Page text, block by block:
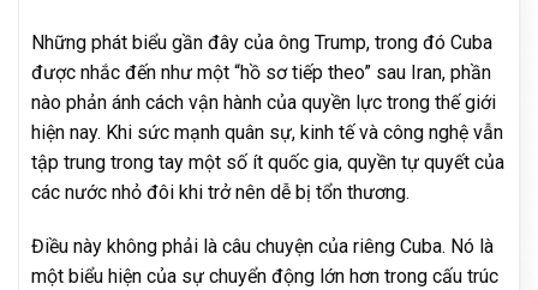
Những phát biểu gần đây của ông Trump, trong đó Cuba
được nhắc đến như một “hồ sơ tiếp theo” sau Iran, phần
nào phản ánh cách vận hành của quyền lực trong thế giới
hiện nay. Khi sức mạnh quân sự, kinh tế và công nghệ vẫn
tập trung trong tay một số ít quốc gia, quyền tự quyết của
các nước nhỏ đôi khi trở nên dễ bị tổn thương.
Điều này không phải là câu chuyện của riêng Cuba. Nó là
một biểu hiện của sự chuyển động lớn hơn trong cấu trúc